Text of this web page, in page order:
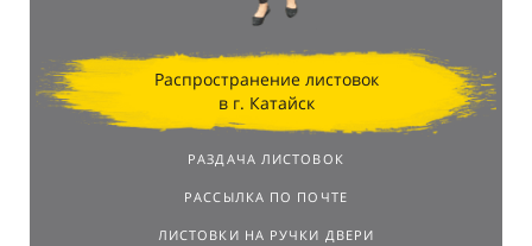
Распространение листовок
в г. Катайск
РАЗДАЧА ЛИСТОВОК
РАССЫЛКА ПО ПОЧТЕ
ЛИСТОВКИ НА РУЧКИ ДВЕРИ